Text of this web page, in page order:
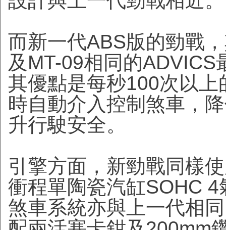
而新一代ABS版的勁戰
及MT-09相同的
其優點是每秒100次以
時自動介入控制煞車，
升行駛安全。
引擎方面，新勁戰同樣
衝程單陶瓷汽缸SOHC
煞車系統亦與上一代相